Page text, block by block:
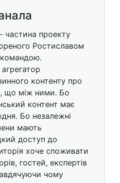
частина проекту
Ростиславом
контенту про
що між ними. Бо
контент має
Бо незалежні
мають
доступ до
хоче споживати
гостей, експертів
чому